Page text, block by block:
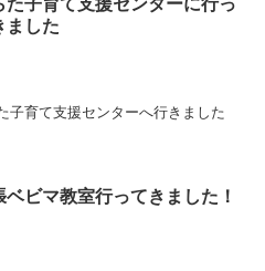
ました
子育て支援センターへ行きました
ベビマ教室行ってきました！